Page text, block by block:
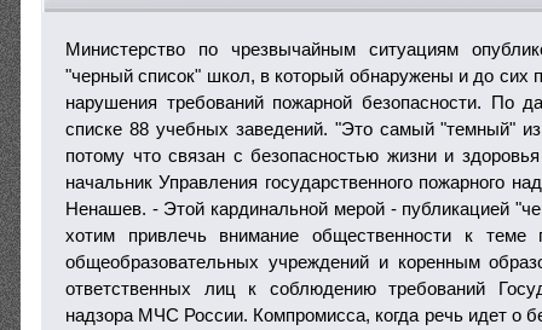
Министерство по чрезвычайным ситуациям
"черный список" школ, в который обнаружены и до сих
нарушения требований пожарной безопасности. По
списке 88 учебных заведений. "Это самый "темный"
потому что связан с безопасностью жизни и
начальник Управления государственного пожарного
Ненашев. - Этой кардинальной мерой - публикацией
хотим привлечь внимание общественности к теме
общеобразовательных учреждений и коренным
ответственных лиц к соблюдению требований
надзора МЧС России. Компромисса, когда речь идет о